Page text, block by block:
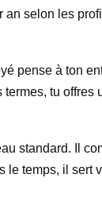
selon les
pense à ton
tu
standard. Il
le temps, il